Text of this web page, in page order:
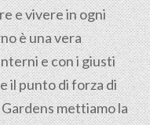
e vivere in ogni
è una vera
e con i giusti
il punto di forza di
mettiamo la